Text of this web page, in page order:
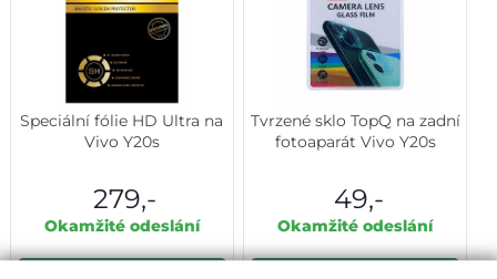
Speciální fólie HD Ultra na
Vivo Y20s
279,-
Okamžité odeslání
Tvrzené sklo TopQ na zadní
fotoaparát Vivo Y20s
49,-
Okamžité odeslání